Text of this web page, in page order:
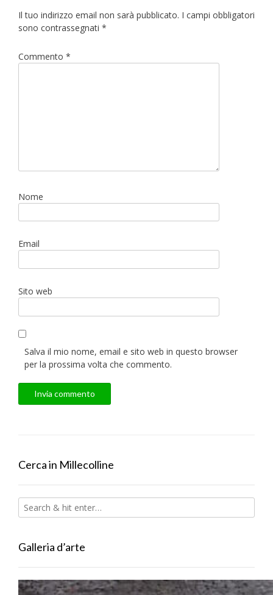
Il tuo indirizzo email non sarà pubblicato. I campi obbligatori
sono contrassegnati *
Commento *
Nome
Email
Sito web
Salva il mio nome, email e sito web in questo browser
per la prossima volta che commento.
Cerca in Millecolline
Galleria d’arte